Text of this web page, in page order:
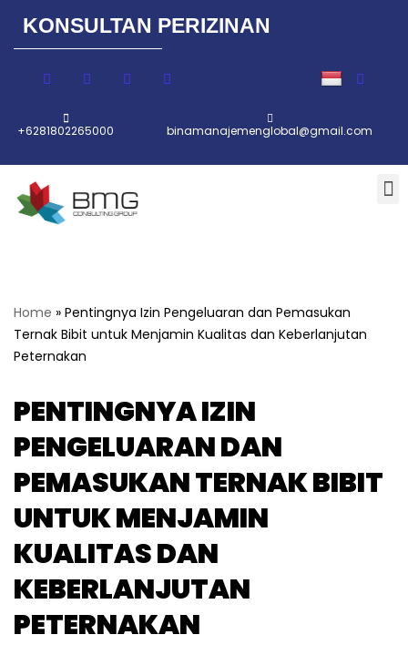
Lompat
KONSULTAN PERIZINAN
+6281802265000 binamanajemenglobal@gmail.com
Home » Pentingnya Izin Pengeluaran dan Pemasukan
Ternak Bibit untuk Menjamin Kualitas dan Keberlanjutan
Peternakan
PENTINGNYA IZIN
PENGELUARAN DAN
PEMASUKAN TERNAK BIBIT
UNTUK MENJAMIN
KUALITAS DAN
KEBERLANJUTAN
PETERNAKAN